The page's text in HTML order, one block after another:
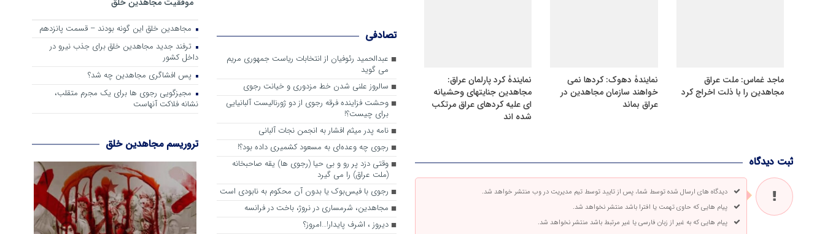
ماجد غماس: ملت عراق
مجاهدین را با ذلت اخراج کرد
نمایندۀ دهوک: کردها نمی
خواهند سازمان مجاهدین در
عراق بماند
نمایندۀ کرد پارلمان عراق:
مجاهدین جنایتهای وحشیانه
ای علیه کردهای عراق مرتکب
شده اند
ثبت دیدگاه
دیدگاه های ارسال شده توسط شما، پس از تایید توسط تیم مدیریت در وب منتشر خواهد شد.
پیام هایی که حاوی تهمت یا افترا باشد منتشر نخواهد شد.
پیام هایی که به غیر از زبان فارسی یا غیر مرتبط باشد منتشر نخواهد شد.
تصادفی
عبدالحمید رئوفیان از انتخابات ریاست جمهوری مریم
می گوید
سالروز علنی شدن خط مزدوری و خیانت رجوی
وحشت فزاینده فرقه رجوی از دو ژورنالیست آلبانیایی
برای چیست؟!
نامه پدر میثم افشار به انجمن نجات آلبانی
رجوی چه وعده‌ای به مسعود کشمیری داده بود؟!
وقتی دزد پر رو و بی حیا (رجوی ها) یقه صاحبخانه
(ملت عراق) را می گیرد
رجوی با فیس‌بوک یا بدون آن محکوم به نابودی است
مجاهدین، شرم‎ساری در نروژ، باخت در فرانسه
ديروز ، اشرف پايدار!…امروز؟
مجاهدین خلق این گونه بودند – قسمت پانزدهم
ترفند جدید مجاهدین خلق برای جذب نیرو در
داخل کشور
پس افشاگری مجاهدین چه شد؟
مجیزگویی رجوی ها برای یک مجرم متقلب،
نشانه فلاکت آنهاست
تروریسم مجاهدین خلق